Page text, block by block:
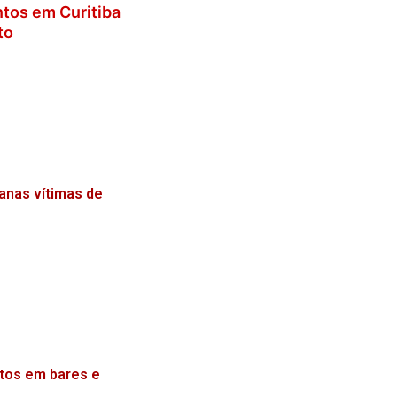
em Curitiba
vítimas de
em bares e